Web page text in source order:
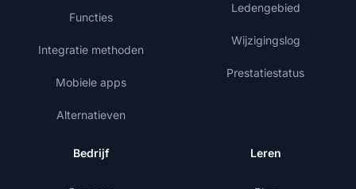
Functies
Integratie methoden
Mobiele apps
Alternatieven
Ledengebied
Wijzigingslog
Prestatiestatus
Bedrijf Leren